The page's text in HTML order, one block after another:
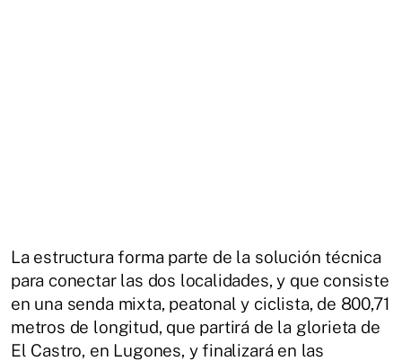
La estructura forma parte de la solución técnica
para conectar las dos localidades, y que consiste
en una senda mixta, peatonal y ciclista, de 800,71
metros de longitud, que partirá de la glorieta de
El Castro, en Lugones, y finalizará en las